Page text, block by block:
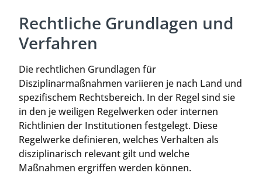
Rechtliche Grundlagen und
Verfahren
Die rechtlichen Grundlagen für
Disziplinarmaßnahmen variieren je nach Land und
spezifischem Rechtsbereich. In der Regel sind sie
in den je weiligen Regelwerken oder internen
Richtlinien der Institutionen festgelegt. Diese
Regelwerke definieren, welches Verhalten als
disziplinarisch relevant gilt und welche
Maßnahmen ergriffen werden können.